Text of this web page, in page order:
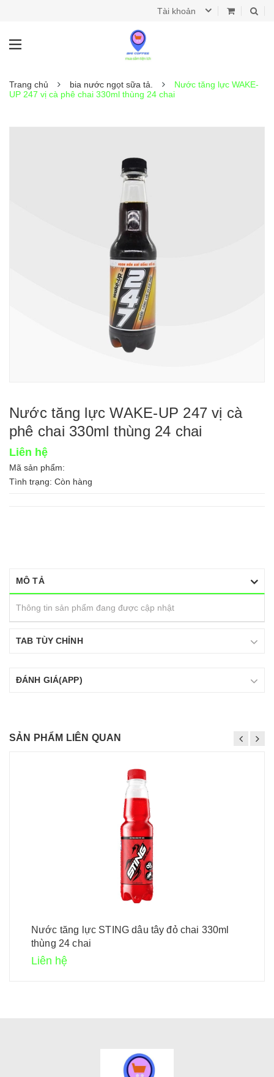
Tài khoản
Trang chủ bia nước ngọt sữa tả.
Nước tăng lực WAKE-
UP 247 vị cà phê chai 330ml thùng 24 chai
Nước tăng lực WAKE-UP 247 vị cà
phê chai 330ml thùng 24 chai
Liên hệ
Mã sản phẩm:
Tình trạng: Còn hàng
MÔ TẢ
Thông tin sản phẩm đang được cập nhật
TAB TÙY CHỈNH
ĐÁNH GIÁ(APP)
SẢN PHẨM LIÊN QUAN
Nước tăng lực STING dâu tây đỏ chai 330ml
thùng 24 chai
Liên hệ